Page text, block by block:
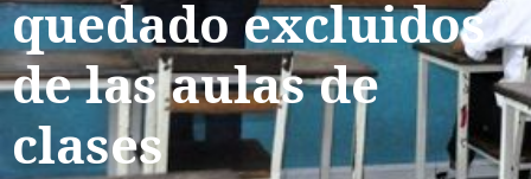
quedado excluidos
de las aulas de
clases